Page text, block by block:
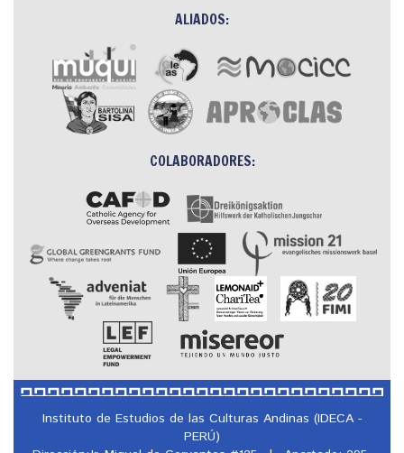
ALIADOS:
COLABORADORES:
Instituto de Estudios de las Culturas Andinas (IDECA -
PERÚ)